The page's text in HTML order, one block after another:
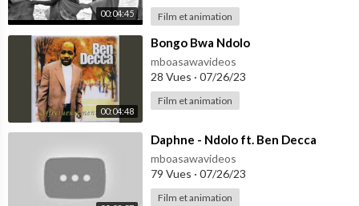
00:04:45 Film et animation
00:04:48
⁣Bongo Bwa Ndolo
mboasawavideos
28 Vues · 07/26/23
Film et animation
⁣Daphne - Ndolo ft. Ben Decca
mboasawavideos
79 Vues · 07/26/23
Film et animation